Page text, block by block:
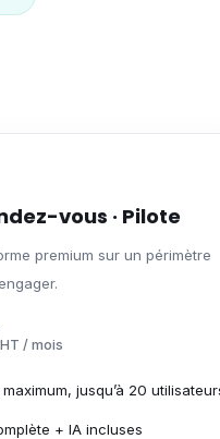
vous · Pilote
premium sur un périmètre
HT / mois
jusqu’à 20
+ IA incluses